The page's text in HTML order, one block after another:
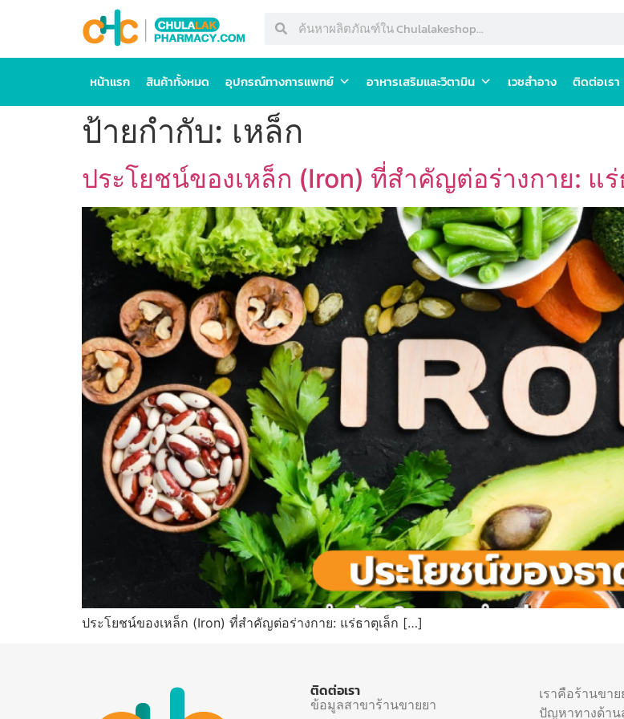
หน้าแรก สินค้าทั้งหมด อุปกรณ์ทางการแพทย์ อาหารเสริมและวิตามิน เวชสำอาง ติดต่อเรา
ป้ายกำกับ: เหล็ก
ประโยชน์ของเหล็ก (Iron) ที่สำคัญต่อร่างกาย: แ
ประโยชน์ของเหล็ก (Iron) ที่สำคัญต่อร่างกาย: แร่ธาตุเล็ก […]
ติดต่อเรา
ข้อมูลสาขาร้านขายยา
เราคือร้านขา
ปัญหาทางด้า